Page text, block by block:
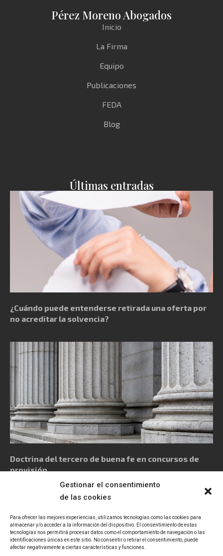
Gestionar el consentimiento
de las cookies
Para ofrecer las mejores experiencias, utilizamos tecnologías como las cookies para
almacenar y/o acceder a la información del dispositivo. El consentimiento de estas
tecnologías nos permitirá procesar datos como el comportamiento de navegación o las
identificaciones únicas en este sitio. No consentir o retirar el consentimiento, puede
afectar negativamente a ciertas características y funciones.
Pérez Moreno Abogados
Inicio
La Firma
Equipo
Publicaciones
FEDA
Blog
Últimas entradas
¿Cuándo puede entenderse retirada una oferta por
no acreditar la solvencia?
Doctrina del tercero de buena fe en concursos de
provisión
Política de privacidad Aviso Legal
Política de cookies